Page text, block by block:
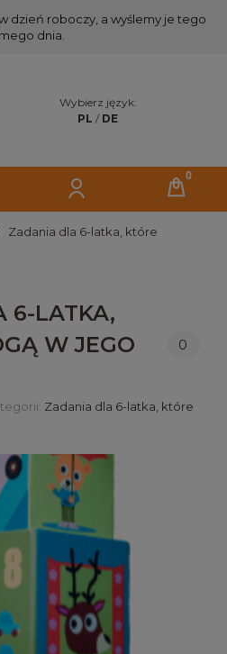
dzień roboczy, a wyślemy je tego
dnia.
Wybierz język:
PL / DE
Zadania dla 6-latka, które
6-LATKA,
W JEGO
0
Zadania dla 6-latka, które